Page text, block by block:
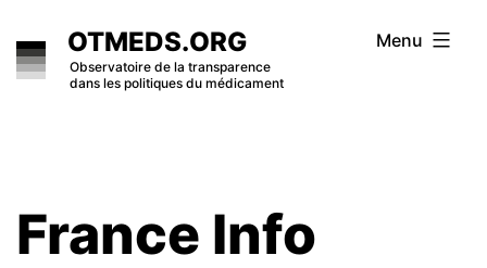
to
content
OTMEDS.ORG
Observatoire de la transparence
dans les politiques du médicament
Menu
France Info